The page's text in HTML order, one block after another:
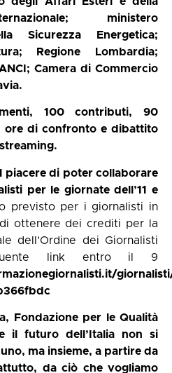
ministero
Sicurezza Energetica;
Regione Lombardia;
Camera di Commercio
100 contributi, 90
ore di confronto e dibattito
piacere di poter collaborare
per le giornate dell’11 e
previsto per i giornalisti in
ottenere dei crediti per la
dell’Ordine dei Giornalisti
link entro il 9
Fondazione per le Qualità
il futuro dell’Italia non si
ma insieme, a partire da
da ciò che vogliamo